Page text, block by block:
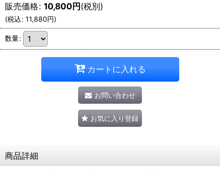
販売価格: 10,800円(税別)
(税込: 11,880円)
数量:
カートに入れる
お問い合わせ
お気に入り登録
商品詳細